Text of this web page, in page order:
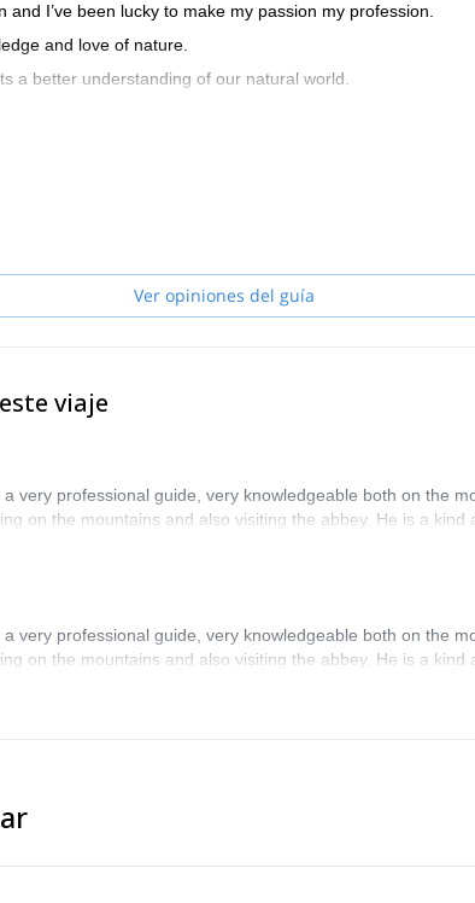
and I’ve been lucky to make my passion my profession.
and love of nature.
a better understanding of our natural world.
Ver opiniones del guía
viaje
very professional guide, very knowledgeable both on the
on the mountains and also visiting the abbey. He is a kind
very professional guide, very knowledgeable both on the
on the mountains and also visiting the abbey. He is a kind